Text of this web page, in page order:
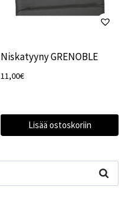
Niskatyyny GRENOBLE
11,00€
Lisää ostoskoriin
Haku